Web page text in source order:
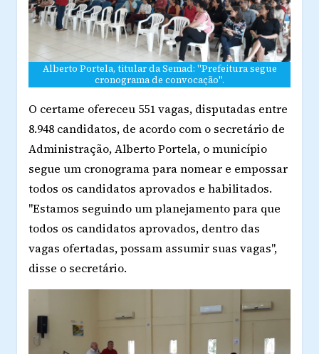
Alberto Portela, titular da Semad: "Prefeitura segue
cronograma de convocação".
O certame ofereceu 551 vagas, disputadas entre
8.948 candidatos, de acordo com o secretário de
Administração, Alberto Portela, o município
segue um cronograma para nomear e empossar
todos os candidatos aprovados e habilitados.
"Estamos seguindo um planejamento para que
todos os candidatos aprovados, dentro das
vagas ofertadas, possam assumir suas vagas",
disse o secretário.